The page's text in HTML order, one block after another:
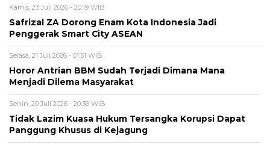
Kamis, 23 Juli 2026 - 20:19 WIB
Safrizal ZA Dorong Enam Kota Indonesia Jadi
Penggerak Smart City ASEAN
Selasa, 21 Juli 2026 - 01:51 WIB
Horor Antrian BBM Sudah Terjadi Dimana Mana
Menjadi Dilema Masyarakat
Senin, 20 Juli 2026 - 20:36 WIB
Tidak Lazim Kuasa Hukum Tersangka Korupsi Dapat
Panggung Khusus di Kejagung